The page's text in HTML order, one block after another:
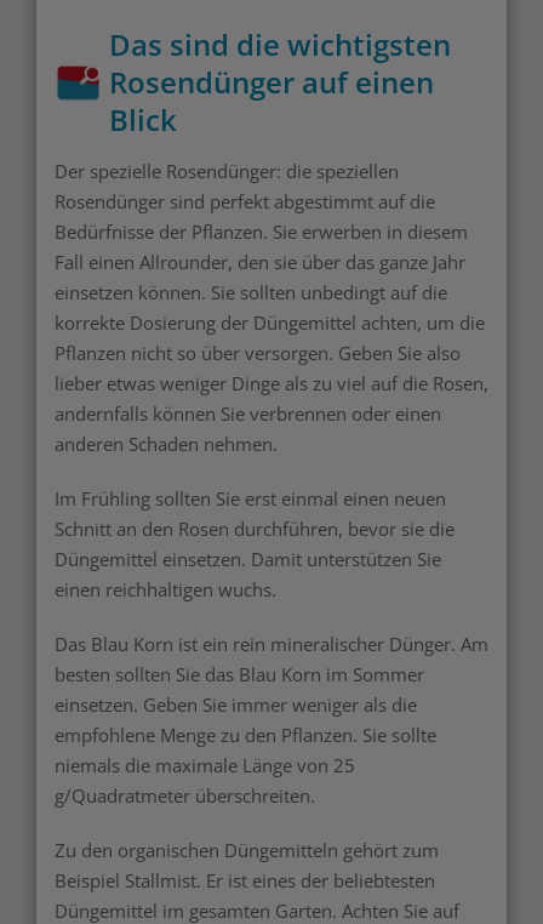
Das sind die wichtigsten
Rosendünger auf einen
Blick
Der spezielle Rosendünger: die speziellen
Rosendünger sind perfekt abgestimmt auf die
Bedürfnisse der Pflanzen. Sie erwerben in diesem
Fall einen Allrounder, den sie über das ganze Jahr
einsetzen können. Sie sollten unbedingt auf die
korrekte Dosierung der Düngemittel achten, um die
Pflanzen nicht so über versorgen. Geben Sie also
lieber etwas weniger Dinge als zu viel auf die Rosen,
andernfalls können Sie verbrennen oder einen
anderen Schaden nehmen.
Im Frühling sollten Sie erst einmal einen neuen
Schnitt an den Rosen durchführen, bevor sie die
Düngemittel einsetzen. Damit unterstützen Sie
einen reichhaltigen wuchs.
Das Blau Korn ist ein rein mineralischer Dünger. Am
besten sollten Sie das Blau Korn im Sommer
einsetzen. Geben Sie immer weniger als die
empfohlene Menge zu den Pflanzen. Sie sollte
niemals die maximale Länge von 25
g/Quadratmeter überschreiten.
Zu den organischen Düngemitteln gehört zum
Beispiel Stallmist. Er ist eines der beliebtesten
Düngemittel im gesamten Garten. Achten Sie auf